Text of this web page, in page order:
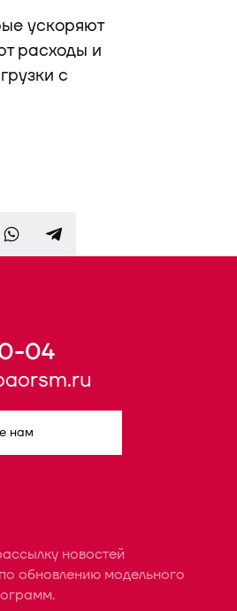
ускоряют
расходы и
с
04
нам
новостей
обновлению модельного